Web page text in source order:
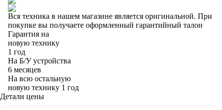
Вся техника в нашем магазине является оригинальной. При
покупке вы получаете оформленный гарантийный талон
Гарантия на
новую технику
1 год
На Б/У устройства
6 месяцев
На всю остальную
новую технику 1 год
Детали цены